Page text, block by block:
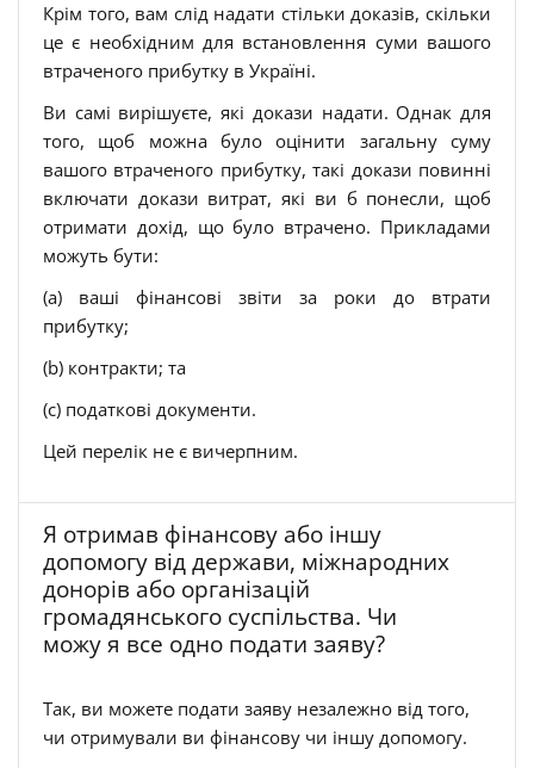
Крім того, вам слід надати стільки доказів, скільки
це є необхідним для встановлення суми вашого
втраченого прибутку в Україні.
Ви самі вирішуєте, які докази надати. Однак для
того, щоб можна було оцінити загальну суму
вашого втраченого прибутку, такі докази повинні
включати докази витрат, які ви б понесли, щоб
отримати дохід, що було втрачено. Прикладами
можуть бути:
(a) ваші фінансові звіти за роки до втрати
прибутку;
(b) контракти; та
(c) податкові документи.
Цей перелік не є вичерпним.
Я отримав фінансову або іншу
допомогу від держави, міжнародних
донорів або організацій
громадянського суспільства. Чи
можу я все одно подати заяву?
Так, ви можете подати заяву незалежно від того,
чи отримували ви фінансову чи іншу допомогу.